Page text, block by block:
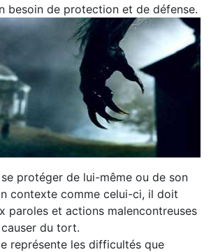
besoin de protection et de défense.
protéger de lui-même ou de son
contexte comme celui-ci, il doit
paroles et actions malencontreuses
du tort.
représente les difficultés que